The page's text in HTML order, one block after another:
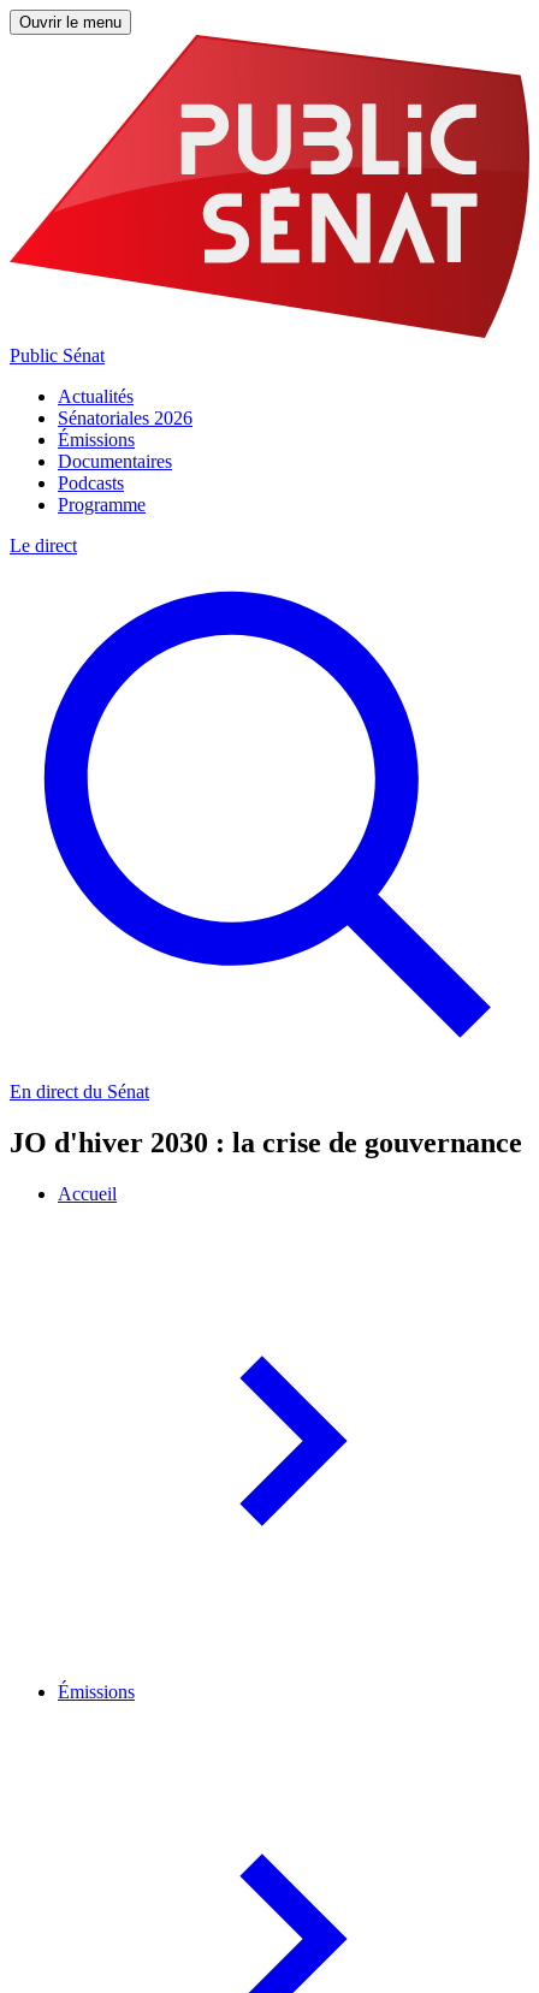
Ouvrir le menu
Public Sénat
Actualités
Sénatoriales 2026
Émissions
Documentaires
Podcasts
Programme
Le direct
En direct du Sénat
JO d'hiver 2030 : la crise de gouvernance
Accueil
Émissions